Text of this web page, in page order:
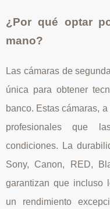
¿Por qué optar
mano?
Las cámaras de
única para obtener
banco. Estas cámaras,
profesionales que
condiciones. La
Sony, Canon, RED,
garantizan que incluso
un rendimiento